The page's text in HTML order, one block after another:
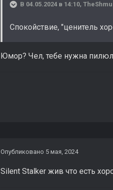
В 04.05.2024 в 14:10,
Спокойствие, "ценитель
Юмор? Чел, тебе нужна
Опубликовано 5 мая, 2024
Silent Stalker жив что есть